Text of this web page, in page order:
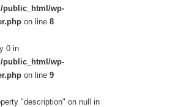
public_html/wp-
on line 8
0 in
public_html/wp-
on line 9
"description" on null in